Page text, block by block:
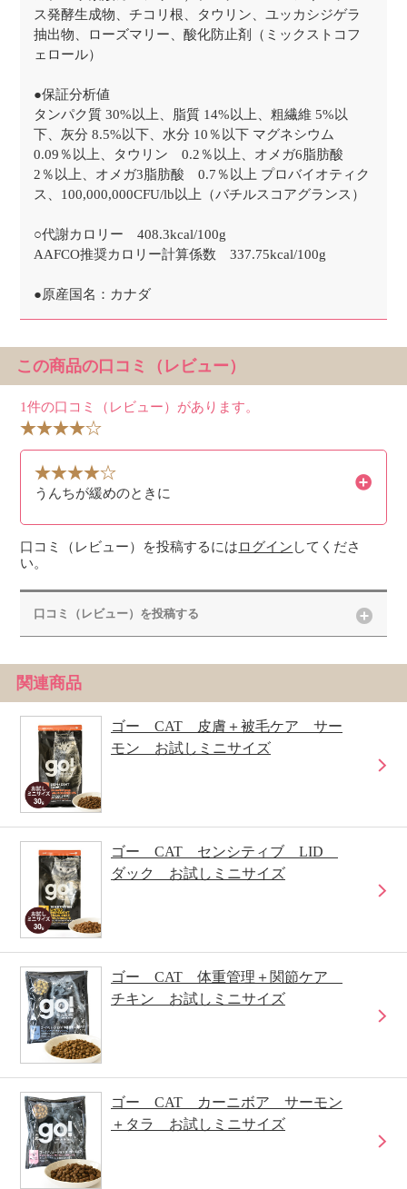
ス発酵生成物、チコリ根、タウリン、ユッカシジゲラ
抽出物、ローズマリー、酸化防止剤（ミックストコフ
ェロール）
●保証分析値
タンパク質 30%以上、脂質 14%以上、粗繊維 5%以
下、灰分 8.5%以下、水分 10％以下 マグネシウム
0.09％以上、タウリン 0.2％以上、オメガ6脂肪酸
2％以上、オメガ3脂肪酸 0.7％以上 プロバイオティク
ス、100,000,000CFU/lb以上（バチルスコアグランス）
○代謝カロリー 408.3kcal/100g
AAFCO推奨カロリー計算係数 337.75kcal/100g
●原産国名：カナダ
この商品の口コミ（レビュー）
1件の口コミ（レビュー）があります。
うんちが緩めのときに
口コミ（レビュー）を投稿するにはログイン してくださ
い。
口コミ（レビュー）を投稿する
関連商品
ゴー CAT 皮膚＋被毛ケア サー
モン お試しミニサイズ
ゴー CAT センシティブ LID
ダック お試しミニサイズ
ゴー CAT 体重管理＋関節ケア
チキン お試しミニサイズ
ゴー CAT カーニボア サーモン
＋タラ お試しミニサイズ